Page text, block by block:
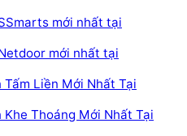
mới nhất tại
mới nhất tại
Tấm Liền Mới Nhất Tại
Khe Thoáng Mới Nhất Tại